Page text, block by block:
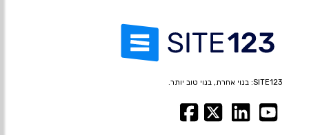
SITE123: בנוי אחרת, בנוי טוב יותר.